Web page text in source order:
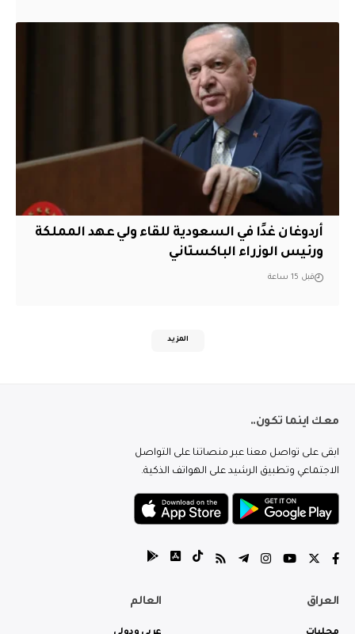
أردوغان غدًا في السعودية للقاء ولي عهد المملكة
ورئيس الوزراء الباكستاني
قبل 15 ساعة
المزيد
معك اينما تكون..
ابقى على تواصل معنا عبر منصاتنا على التواصل
الاجتماعي وتطبيق الرشيد على الهواتف الذكية.
العراق العالم